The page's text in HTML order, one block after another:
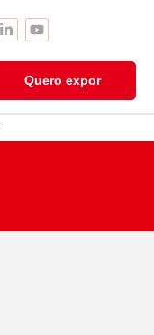
Quero expor